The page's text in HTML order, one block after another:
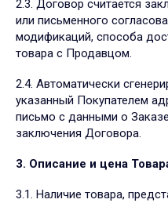
2.3. Договор считается
или письменного
модификаций, способа
товара с Продавцом.
2.4. Автоматически
указанный Покупателем
письмо с данными о
заключения Договора.
3. Описание и цена
3.1. Наличие товара,